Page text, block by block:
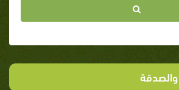
والصدقة